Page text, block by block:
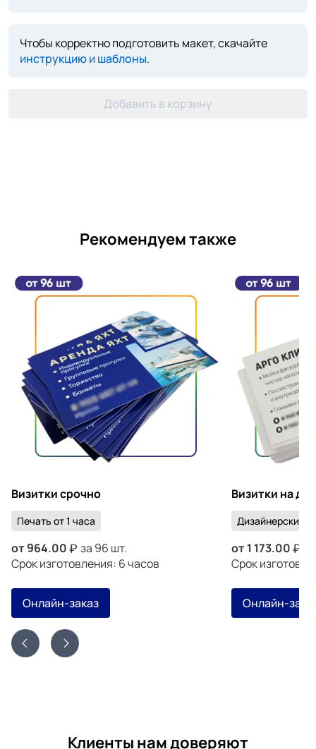
Чтобы корректно подготовить макет, скачайте
инструкцию и шаблоны.
Добавить в корзину
Рекомендуем также
Визитки срочно
Печать от 1 часа
от964.00
за 96 шт.
Срок изготовления: 6 часов
Онлайн-заказ
Визитки на
Дизайнерский
от 1 173.00
Срок
Онлайн-
Клиенты нам доверяют